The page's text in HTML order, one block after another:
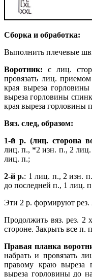
Сборка и обработка:
Выполнить плечевые
Воротник: с лиц.
провязать лиц.
края выреза горловины
выреза горловины
края выреза горловины
Вяз. след, образом:
1-й р. (лиц. сторона
лиц. п., *2 изн. п., 2
лиц. п.;
2-й р.: 1 лиц. п., 2 изн.
до последней п., 1 лиц.
Эти 2 р. формируют рез.
Продолжить вяз. рез. 2
стороне. Закрыть все п.
Правая планка
набрать и провязать
правому краю выреза
выреза горловины до